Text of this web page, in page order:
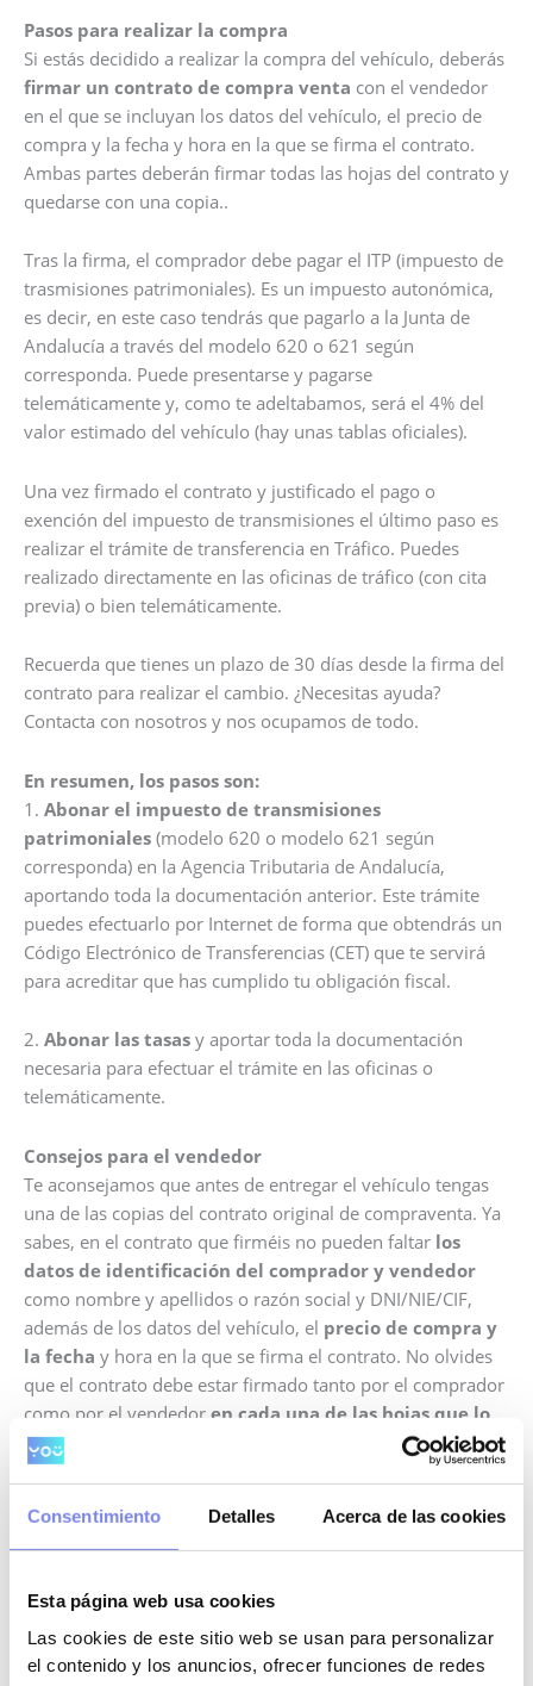
Consentimiento Detalles Acerca de las cookies
Esta página web usa cookies
Las cookies de este sitio web se usan para personalizar
el contenido y los anuncios, ofrecer funciones de redes
Pasos para realizar la compra
Si estás decidido a realizar la compra del vehículo, deberás
firmar un contrato de compra venta con el vendedor
en el que se incluyan los datos del vehículo, el precio de
compra y la fecha y hora en la que se firma el contrato.
Ambas partes deberán firmar todas las hojas del contrato y
quedarse con una copia..
Tras la firma, el comprador debe pagar el ITP (impuesto de
trasmisiones patrimoniales). Es un impuesto autonómica,
es decir, en este caso tendrás que pagarlo a la Junta de
Andalucía a través del modelo 620 o 621 según
corresponda. Puede presentarse y pagarse
telemáticamente y, como te adeltabamos, será el 4% del
valor estimado del vehículo (hay unas tablas oficiales).
Una vez firmado el contrato y justificado el pago o
exención del impuesto de transmisiones el último paso es
realizar el trámite de transferencia en Tráfico. Puedes
realizado directamente en las oficinas de tráfico (con cita
previa) o bien telemáticamente.
Recuerda que tienes un plazo de 30 días desde la firma del
contrato para realizar el cambio. ¿Necesitas ayuda?
Contacta con nosotros y nos ocupamos de todo.
En resumen, los pasos son:
1. Abonar el impuesto de transmisiones
patrimoniales (modelo 620 o modelo 621 según
corresponda) en la Agencia Tributaria de Andalucía,
aportando toda la documentación anterior. Este trámite
puedes efectuarlo por Internet de forma que obtendrás un
Código Electrónico de Transferencias (CET) que te servirá
para acreditar que has cumplido tu obligación fiscal.
2. Abonar las tasas y aportar toda la documentación
necesaria para efectuar el trámite en las oficinas o
telemáticamente.
Consejos para el vendedor
Te aconsejamos que antes de entregar el vehículo tengas
una de las copias del contrato original de compraventa. Ya
sabes, en el contrato que firméis no pueden faltar los
datos de identificación del comprador y vendedor
como nombre y apellidos o razón social y DNI/NIE/CIF,
además de los datos del vehículo, el precio de compra y
la fecha y hora en la que se firma el contrato. No olvides
que el contrato debe estar firmado tanto por el comprador
como por el vendedor en cada una de las hojas que lo
componen
. También es importante que tengascopia del
DNI, NIE o NIF del comprador
Una vez hecha la venta,es importante que lo
comuniques a Tráfico (en persona o
demoran y esto te puede causar algún quebradero de
cabeza ya que las multas de los radares fijos, seguro o por
ITV te seguirán llegando mientras no se produzca en el